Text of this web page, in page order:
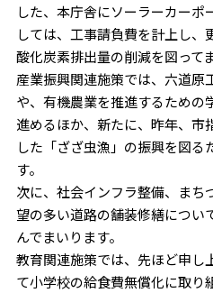
した、本庁舎にソーラーカーポ
しては、工事請負費を計上し、
酸化炭素排出量の削減を図って
産業振興関連施策では、六道原
や、有機農業を推進するための
進めるほか、新たに、昨年、市
した「ざざ虫漁」の振興を図る
す。
次に、社会インフラ整備、まち
望の多い道路の舗装修繕につい
んでまいります。
教育関連施策では、先ほど申し
て小学校の給食費無償化に取り